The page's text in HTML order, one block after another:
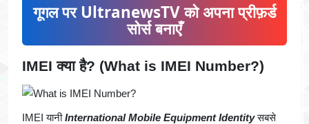
गूगल पर UltranewsTV को अपना प्रीफ़र्ड
सोर्स बनाएँ
IMEI क्या है? (What is IMEI Number?)
IMEI यानीInternational Mobile Equipment Identityसबसे